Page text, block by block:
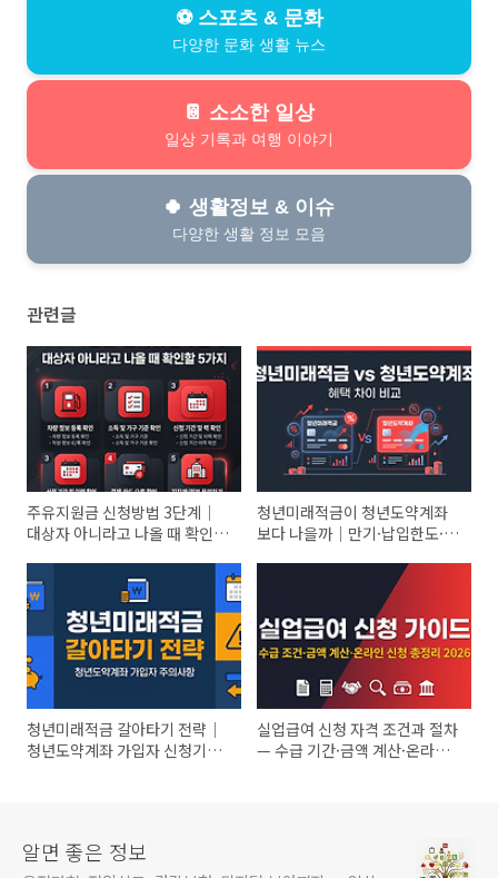
⚽ 스포츠 & 문화
다양한 문화 생활 뉴스
📔 소소한 일상
일상 기록과 여행 이야기
🍀 생활정보 & 이슈
다양한 생활 정보 모음
관련글
주유지원금 신청방법 3단계｜
대상자 아니라고 나올 때 확인할
청년미래적금이 청년도약계좌
보다 나을까｜만기·납입한도·
청년미래적금 갈아타기 전략｜
청년도약계좌 가입자 신청기간·
실업급여 신청 자격 조건과 절차
— 수급 기간·금액 계산·온라인
알면 좋은 정보